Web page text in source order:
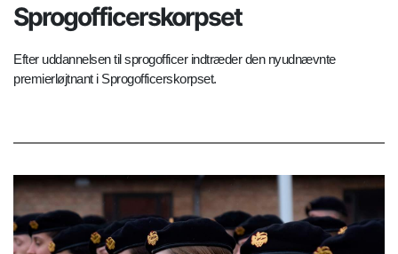
Sprogofficerskorpset
Efter uddannelsen til sprogofficer indtræder den nyudnævnte
premierløjtnant i Sprogofficerskorpset.